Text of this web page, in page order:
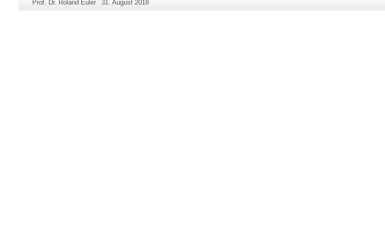
Seiten-
Prof. Dr. Roland Euler
Letzte
31. August 2018